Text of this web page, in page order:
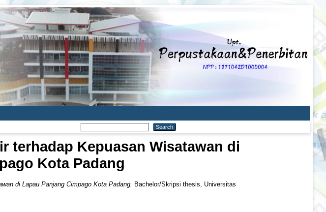
terhadap Kepuasan Wisatawan di
Kota Padang
di Lapau Panjang Cimpago Kota Padang.
Bachelor/Skripsi thesis, Universitas